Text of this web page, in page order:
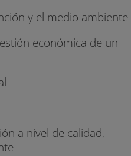
y el medio ambiente
económica de un
a nivel de calidad,